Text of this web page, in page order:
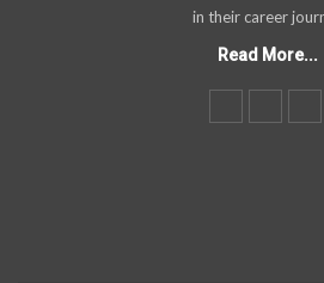
in their career
Read More...